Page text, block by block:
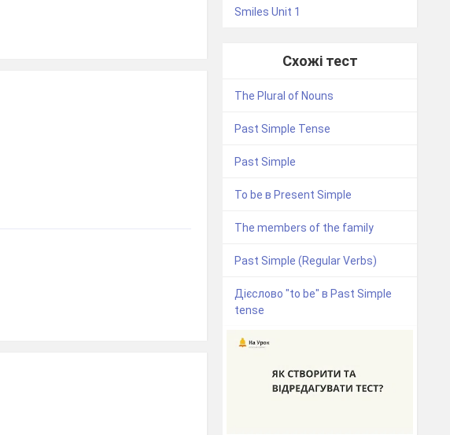
Smiles Unit 1
Схожі тест
The Plural of Nouns
Past Simple Tense
Past Simple
To be в Present Simple
The members of the family
Past Simple (Regular Verbs)
Дієслово "to be" в Past Simple
tense